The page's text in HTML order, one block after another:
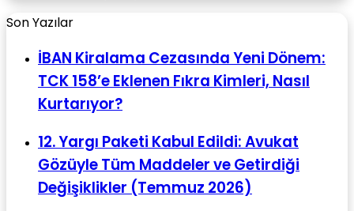
Son Yazılar
İBAN Kiralama Cezasında Yeni Dönem:
TCK 158’e Eklenen Fıkra Kimleri, Nasıl
Kurtarıyor?
12. Yargı Paketi Kabul Edildi: Avukat
Gözüyle Tüm Maddeler ve Getirdiği
Değişiklikler (Temmuz 2026)